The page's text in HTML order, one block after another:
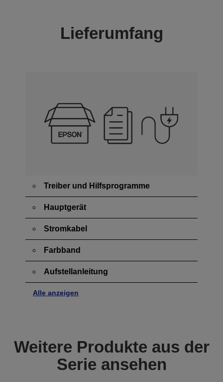
Lieferumfang
Treiber und Hilfsprogramme
Hauptgerät
Stromkabel
Farbband
Aufstellanleitung
Alle anzeigen
Weitere Produkte aus der
Serie ansehen